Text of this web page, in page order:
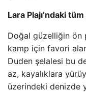
Lara Plajı’ndaki
Doğal güzelliğin ön
kamp için favori
Duden şelalesi bu
az, kayalıklara
üzerindeki denizde